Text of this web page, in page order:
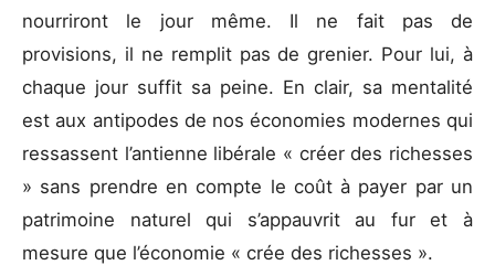
nourriront le jour même. Il ne fait pas de
provisions, il ne remplit pas de grenier. Pour lui, à
chaque jour suffit sa peine. En clair, sa mentalité
est aux antipodes de nos économies modernes qui
ressassent l’antienne libérale « créer des richesses
» sans prendre en compte le coût à payer par un
patrimoine naturel qui s’appauvrit au fur et à
mesure que l’économie « crée des richesses ».